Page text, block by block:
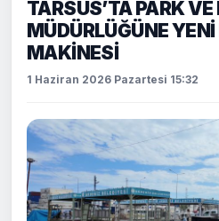
TARSUS’TA PARK
MÜDÜRLÜĞÜNE
MAKİNESİ
1 Haziran 2026 Pazartesi 15:32